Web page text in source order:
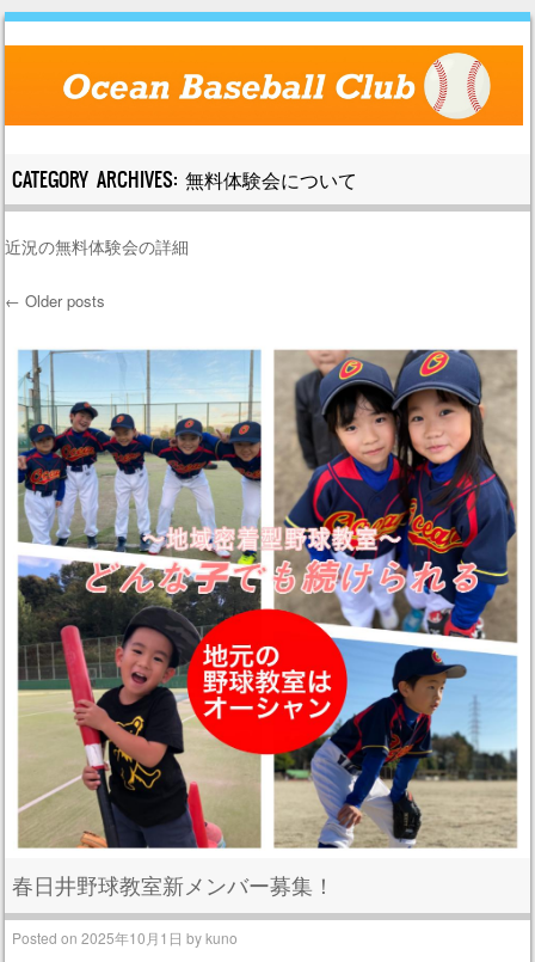
Menu
Skip to content
CATEGORY ARCHIVES:無料体験会について
近況の無料体験会の詳細
Post navigation
← Older posts
春日井野球教室新メンバー募集！
Posted on2025年10月1日 bykuno